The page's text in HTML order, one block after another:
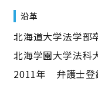
沿革
北海道大学法学部
北海学園大学法科
2011年 弁護士登